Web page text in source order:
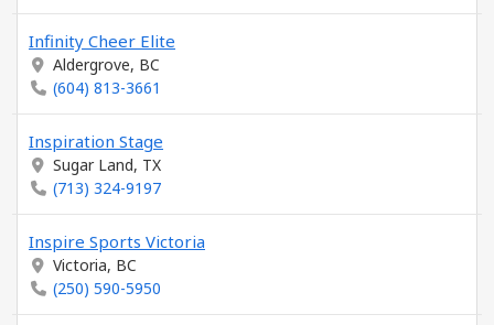
Infinity Cheer Elite
Aldergrove, BC
(604) 813-3661
Inspiration Stage
Sugar Land, TX
(713) 324-9197
Inspire Sports Victoria
Victoria, BC
(250) 590-5950